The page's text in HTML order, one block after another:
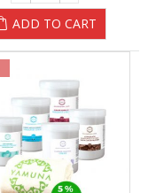
ADD TO CART